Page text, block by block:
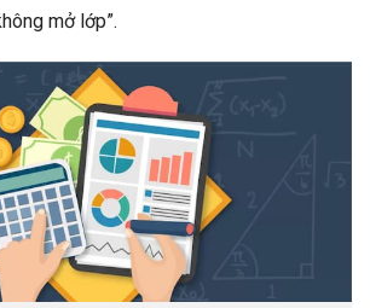
mở lớp”.